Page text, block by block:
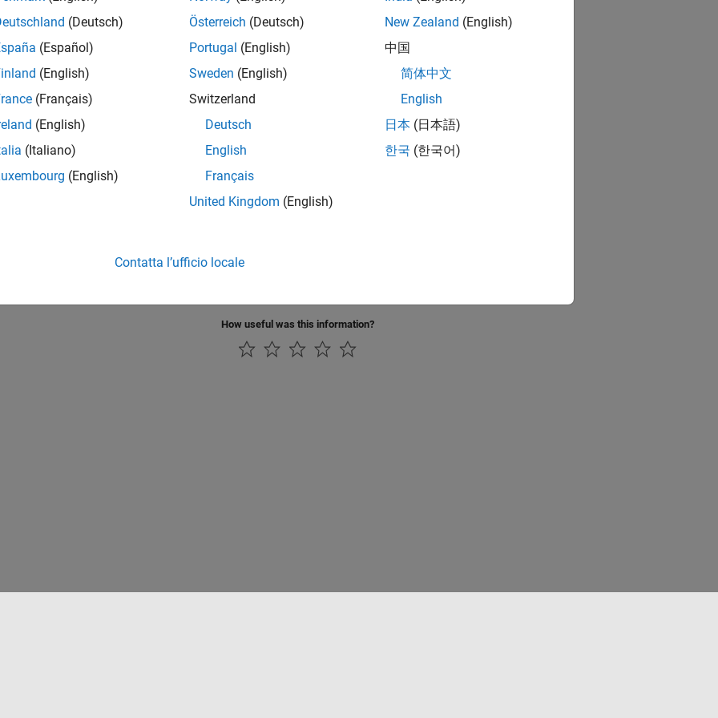
|
communication does not use encryption.
communication uses SSL/TLS encryption.
Use
set this parameter from the MATLAB®command line.
How useful was this information?
(Deutsch)
(Español)
(English)
(Français)
(English)
(Italiano)
(English)
Österreich (Deutsch)
Portugal (English)
Sweden (English)
Switzerland
Deutsch
English
Français
United Kingdom (English)
New Zealand (English)
中国
简体中文
English
日本 (日本語)
한국 (한국어)
Contatta l’ufficio locale